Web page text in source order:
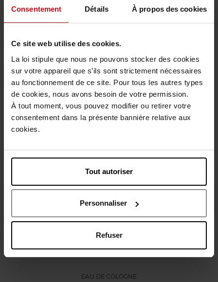
Consentement Détails À propos des cookies
Ce site web utilise des cookies.
La loi stipule que nous ne pouvons stocker des cookies
sur votre appareil que s’ils sont strictement nécessaires
au fonctionnement de ce site. Pour tous les autres types
de cookies, nous avons besoin de votre permission.
À tout moment, vous pouvez modifier ou retirer votre
consentement dans la présente bannière relative aux
cookies.
Tout autoriser
Personnaliser
Refuser
Description
Caractéristiques
CHANEL
ALLURE HOMME SPORT
EAU DE COLOGNE